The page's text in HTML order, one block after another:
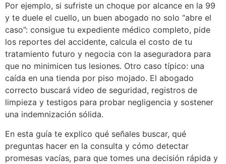
Por ejemplo, si sufriste un choque por alcance en la 99
y te duele el cuello, un buen abogado no solo “abre el
caso”: consigue tu expediente médico completo, pide
los reportes del accidente, calcula el costo de tu
tratamiento futuro y negocia con la aseguradora para
que no minimicen tus lesiones. Otro caso típico: una
caída en una tienda por piso mojado. El abogado
correcto buscará video de seguridad, registros de
limpieza y testigos para probar negligencia y sostener
una indemnización sólida.
En esta guía te explico qué señales buscar, qué
preguntas hacer en la consulta y cómo detectar
promesas vacías, para que tomes una decisión rápida y